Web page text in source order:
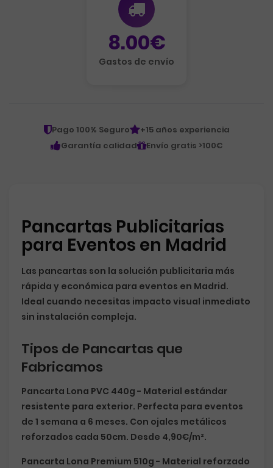
8.00€
Gastos de envío
Pago 100% Seguro
+15 años experiencia
Garantía calidad
Envío gratis >100€
Pancartas Publicitarias
para Eventos en Madrid
Las pancartas son la solución publicitaria más
rápida y económica para eventos en Madrid.
Ideal cuando necesitas impacto visual inmediato
sin instalación compleja.
Tipos de Pancartas que
Fabricamos
Pancarta Lona PVC 440g - Material estándar
resistente para exterior. Perfecta para eventos
de 1 semana a 6 meses. Con ojales metálicos
reforzados cada 50cm. Desde 4,90€/m².
Pancarta Lona Premium 510g - Material reforzado